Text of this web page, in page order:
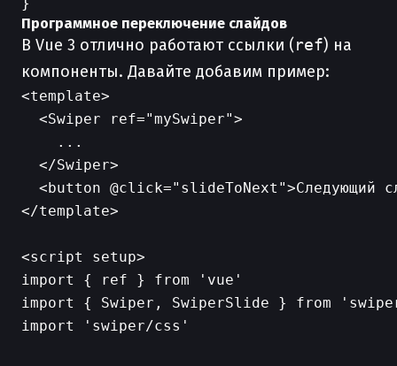
Программное переключение слайдов
В Vue 3 отлично работают ссылки (ref) на
компоненты. Давайте добавим пример:
<template>
  <Swiper ref="mySwiper">
    ...
  </Swiper>
<button @click="slideToNext">Следующий
</template>
<script setup>
import { ref } from 'vue'
import { Swiper, SwiperSlide } from
import 'swiper/css'